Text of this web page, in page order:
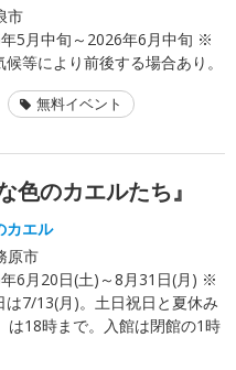
市
5月中旬～2026年6月中旬 ※
等により前後する場合あり。
無料イベント
色のカエルたち』
カエル
原市
6月20日(土)～8月31日(月) ※
は7/13(月)。土日祝日と夏休み
は18時まで。入館は閉館の1時